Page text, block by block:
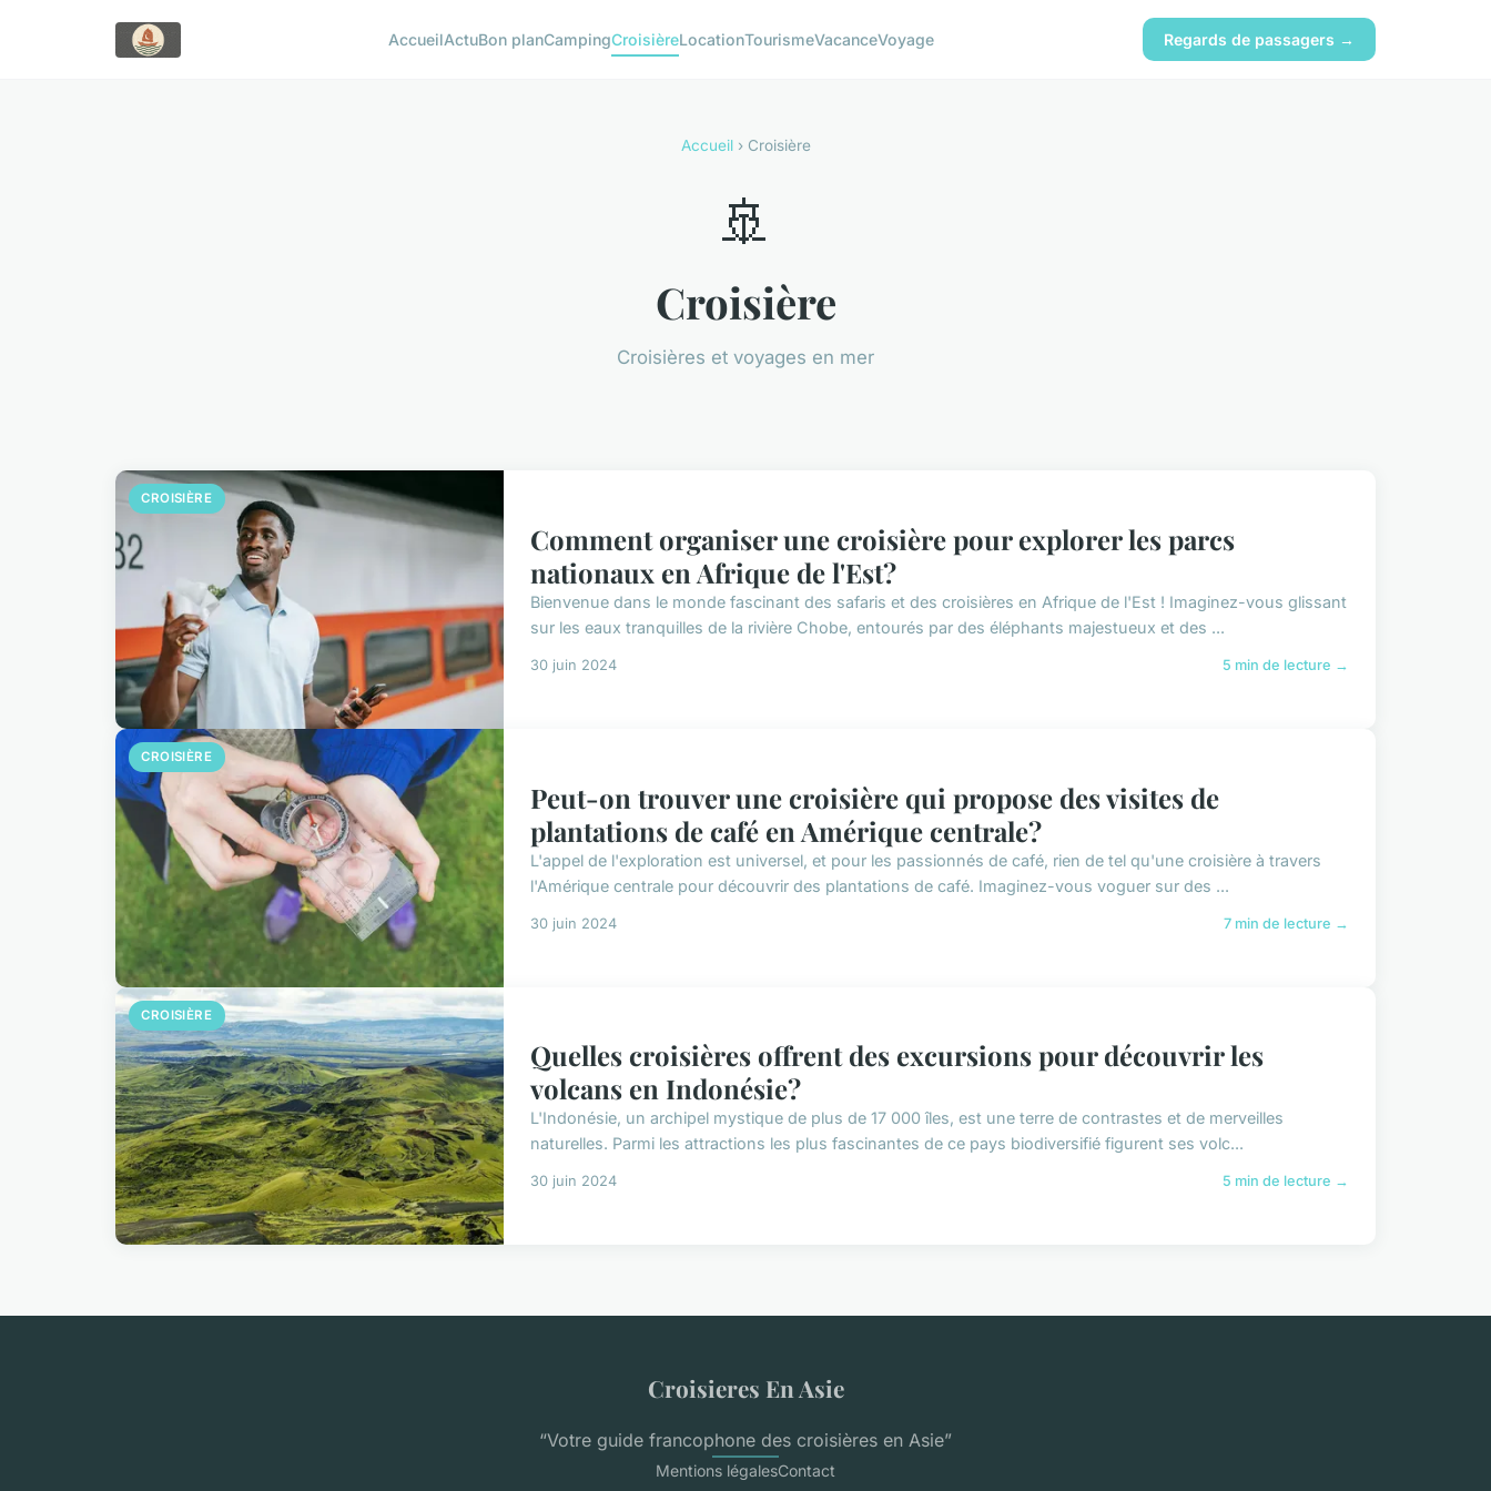
AccueilActuBon planCampingCroisièreLocationTourismeVacanceVoyage Regards de passagers →
Accueil› Croisière
🚢
Croisière
Croisières et voyages en mer
CROISIÈRE
Comment organiser une croisière pour explorer les parcs
nationaux en Afrique de l'Est?
Bienvenue dans le monde fascinant des safaris et des croisières en Afrique de l'Est ! Imaginez-vous glissant
sur les eaux tranquilles de la rivière Chobe, entourés par des éléphants majestueux et des ...
30 juin 2024 5 min de lecture →
CROISIÈRE
Peut-on trouver une croisière qui propose des visites de
plantations de café en Amérique centrale?
L'appel de l'exploration est universel, et pour les passionnés de café, rien de tel qu'une croisière à travers
l'Amérique centrale pour découvrir des plantations de café. Imaginez-vous voguer sur des ...
30 juin 2024 7 min de lecture →
CROISIÈRE
Quelles croisières offrent des excursions pour découvrir les
volcans en Indonésie?
L'Indonésie, un archipel mystique de plus de 17 000 îles, est une terre de contrastes et de merveilles
naturelles. Parmi les attractions les plus fascinantes de ce pays biodiversifié figurent ses volc...
30 juin 2024 5 min de lecture →
Croisieres En Asie
“Votre guide francophone des croisières en Asie”
Mentions légalesContact